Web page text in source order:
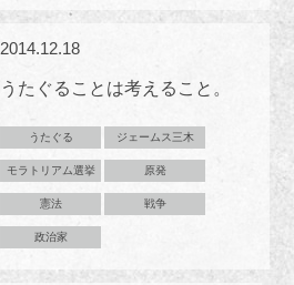
2014.12.18
うたぐることは考えること。
うたぐる ジェームス三木
モラトリアム選挙 原発
憲法 戦争
政治家